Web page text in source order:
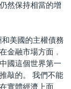
然保持相當的增
美國的主權債務
金融市場方面﹐
國這個世界第一
敲的。 我們不能
實體經濟上面